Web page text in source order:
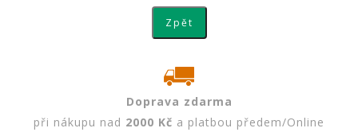
Doprava zdarma
při nákupu nad 2000 Kč a platbou předem/Online